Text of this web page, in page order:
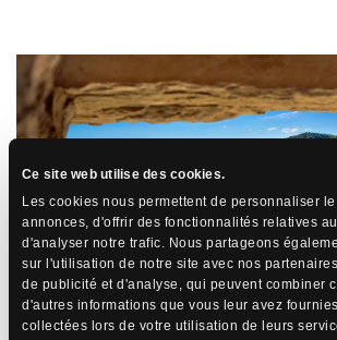
Ce site web utilise des cookies.
Les cookies nous permettent de personnaliser
annonces, d'offrir des fonctionnalités relatives
d'analyser notre trafic. Nous partageons
sur l'utilisation de notre site avec nos
de publicité et d'analyse, qui peuvent combiner
d'autres informations que vous leur avez
collectées lors de votre utilisation de leurs